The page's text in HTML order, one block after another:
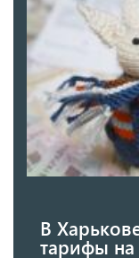
В
тарифы